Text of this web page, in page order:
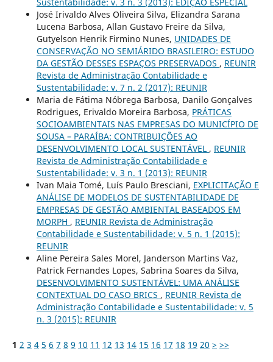
José Irivaldo Alves Oliveira Silva, Elizandra Sarana
Lucena Barbosa, Allan Gustavo Freire da Silva,
Gutyelson Henrik Firmino Nunes, UNIDADES DE
CONSERVAÇÃO NO SEMIÁRIDO BRASILEIRO: ESTUDO
DA GESTÃO DESSES ESPAÇOS PRESERVADOS , REUNIR
Revista de Administração Contabilidade e
Sustentabilidade: v. 7 n. 2 (2017): REUNIR
Maria de Fátima Nóbrega Barbosa, Danilo Gonçalves
Rodrigues, Erivaldo Moreira Barbosa, PRÁTICAS
SOCIOAMBIENTAIS NAS EMPRESAS DO MUNICÍPIO DE
SOUSA – PARAÍBA: CONTRIBUIÇÕES AO
DESENVOLVIMENTO LOCAL SUSTENTÁVEL , REUNIR
Revista de Administração Contabilidade e
Sustentabilidade: v. 3 n. 1 (2013): REUNIR
Ivan Maia Tomé, Luís Paulo Bresciani, EXPLICITAÇÃO E
ANÁLISE DE MODELOS DE SUSTENTABILIDADE DE
EMPRESAS DE GESTÃO AMBIENTAL BASEADOS EM
MORPH , REUNIR Revista de Administração
Contabilidade e Sustentabilidade: v. 5 n. 1 (2015):
REUNIR
Aline Pereira Sales Morel, Janderson Martins Vaz,
Patrick Fernandes Lopes, Sabrina Soares da Silva,
DESENVOLVIMENTO SUSTENTÁVEL: UMA ANÁLISE
CONTEXTUAL DO CASO BRICS , REUNIR Revista de
Administração Contabilidade e Sustentabilidade: v. 5
n. 3 (2015): REUNIR
1 2 3 4 5 6 7 8 9 10 11 12 13 14 15 16 17 18 19 20 > >>